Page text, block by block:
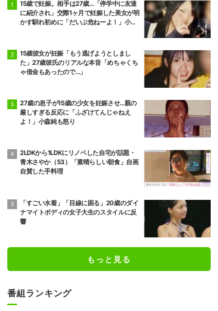
15歳で妊娠。相手は27歳…「停学中に友達
に紹介され」交際1ヶ月で妊娠した美女が明
かす馴れ初めに「だいぶ危ねーよ！」小森
15歳彼女が妊娠「もう逃げようとしまし
た」27歳彼氏のリアルな本音「めちゃくち
ゃ借金もあったので…」
27歳の息子が15歳の少女を妊娠させ…親の
厳しすぎる反応に「ふざけてんじゃねえ
よ！」小森純も怒り
2LDKから1LDKにリノベした自宅が話題・
青木さやか（53）「素晴らしい朝食」自画
自賛した手料理
「すごい水着」「目線に困る」20歳のダイ
ナマイトボディの女子大生のスタイルに反
響
もっと見る
番組ランキング